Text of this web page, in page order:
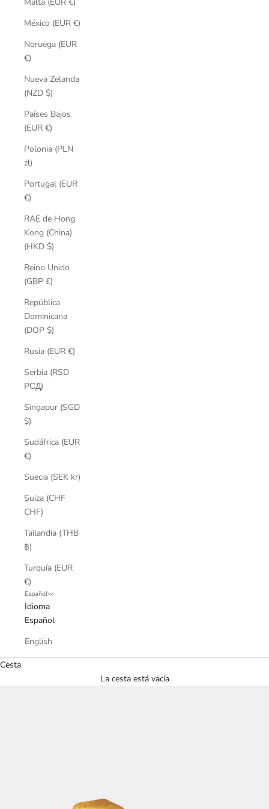
México (EUR €)
Noruega (EUR
€)
Nueva Zelanda
(NZD $)
Países Bajos
(EUR €)
Polonia (PLN
zł)
Portugal (EUR
€)
RAE de Hong
Kong (China)
(HKD $)
Reino Unido
(GBP £)
República
Dominicana
(DOP $)
Rusia (EUR €)
Serbia (RSD
РСД)
Singapur (SGD
$)
Sudáfrica (EUR
€)
Suecia (SEK kr)
Suiza (CHF
CHF)
Tailandia (THB
฿)
Turquía (EUR
€)
Español
Idioma
Español
English
Cesta
La cesta está vacía